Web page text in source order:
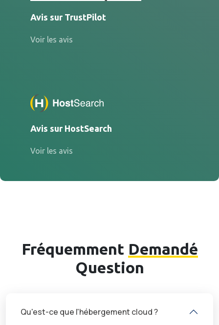
Avis sur TrustPilot
Voir les avis
Avis sur HostSearch
Voir les avis
Fréquemment Demandé
Question
Qu'est-ce que l'hébergement cloud ?